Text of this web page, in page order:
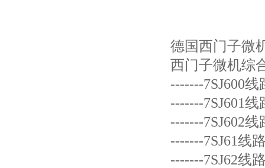
德国西门子微
西门子微机综
-------7SJ600
-------7SJ601
-------7SJ602
-------7SJ61线
-------7SJ62线